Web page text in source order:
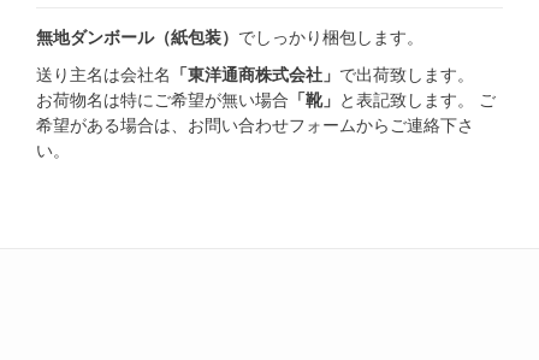
無地ダンボール（紙包装） でしっかり梱包します。
送り主名は会社名 「東洋通商株式会社」 で出荷致します。
お荷物名は特にご希望が無い場合 「靴」 と表記致します。 ご
希望がある場合は、お問い合わせフォームからご連絡下さ
い。